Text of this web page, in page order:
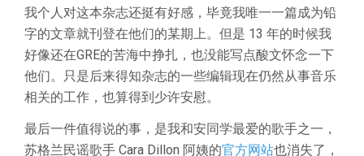
我个人对这本杂志还挺有好感，毕竟我唯一一篇成为铅
字的文章就刊登在他们的某期上。但是 13 年的时候我
好像还在GRE的苦海中挣扎，也没能写点酸文怀念一下
他们。只是后来得知杂志的一些编辑现在仍然从事音乐
相关的工作，也算得到少许安慰。
最后一件值得说的事，是我和安同学最爱的歌手之一，
苏格兰民谣歌手 Cara Dillon 阿姨的官方网站也消失了，